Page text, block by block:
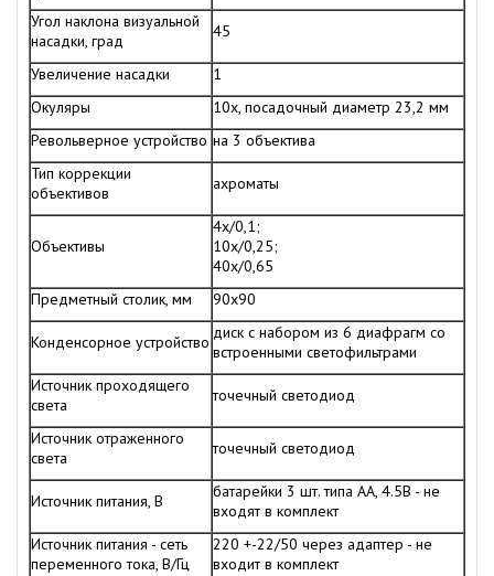
Угол наклона визуальной
насадки, град
45
Увеличение насадки
1
Окуляры
10х, посадочный диаметр 23,2 мм
Револьверное устройство на 3 объектива
Тип коррекции
объективов
ахроматы
Объективы
4x/0,1;
10x/0,25;
40x/0,65
Предметный столик, мм
90х90
Конденсорное устройство диск с набором из 6 диафрагм со
встроенными светофильтрами
Источник проходящего
света
точечный светодиод
Источник отраженного
света
точечный светодиод
Источник питания, В
батарейки 3 шт. типа AA, 4.5B - не
входят в комплект
Источник питания - сеть
переменного тока, В/Гц
220 +-22/50 через адаптер - не
входит в комплект